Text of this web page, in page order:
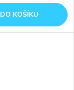
DO KOŠÍKU